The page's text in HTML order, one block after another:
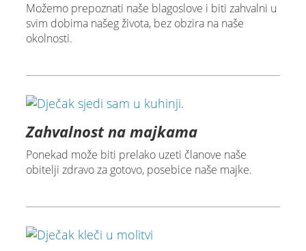
Možemo prepoznati naše blagoslove i biti zahvalni u
svim dobima našeg života, bez obzira na naše
okolnosti.
Zahvalnost na majkama
Ponekad može biti prelako uzeti članove naše
obitelji zdravo za gotovo, posebice naše majke.